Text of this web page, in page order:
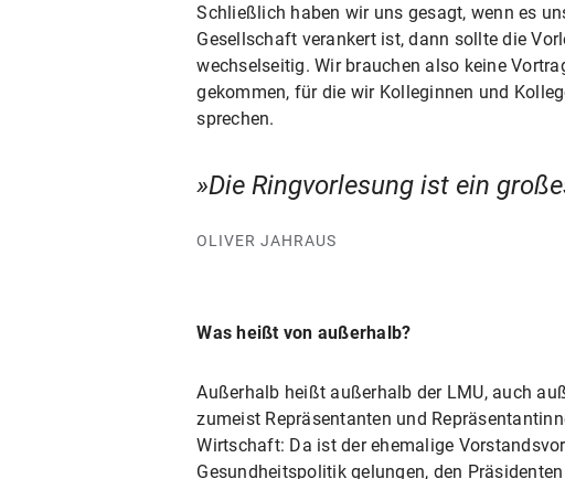
Schließlich haben wir uns gesagt, wenn es
Gesellschaft verankert ist, dann sollte die
wechselseitig. Wir brauchen also keine
gekommen, für die wir Kolleginnen und
sprechen.
Die Ringvorlesung ist ein
OLIVER JAHRAUS
Was heißt von außerhalb?
Außerhalb heißt außerhalb der LMU, auch
zumeist Repräsentanten und
Wirtschaft: Da ist der ehemalige
Gesundheitspolitik gelungen, den